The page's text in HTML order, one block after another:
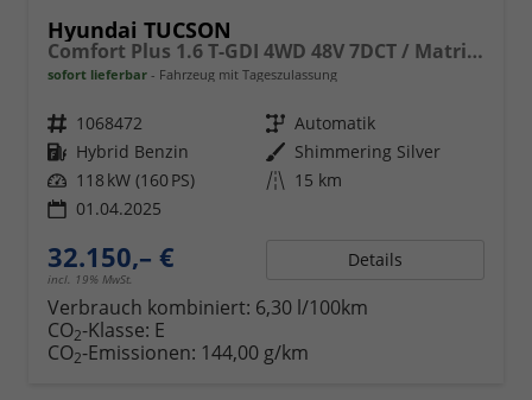
Hyundai TUCSON
Comfort Plus 1.6 T-GDI 4WD 48V 7DCT / Matrix-LED ACC Elek. Heck 360° Kam. Teilleder Shz vo + hi Alu 18"
sofort lieferbar Fahrzeug mit Tageszulassung
Fahrzeugnr. 1068472 Getriebe Automatik
Kraftstoff Hybrid Benzin Außenfarbe Shimmering Silver
Leistung 118 kW (160 PS) Kilometerstand 15 km
01.04.2025
32.150,– €
incl. 19% MwSt.
Details
Verbrauch kombiniert: 6,30 l/100km
CO2-Klasse: E
CO2-Emissionen: 144,00 g/km